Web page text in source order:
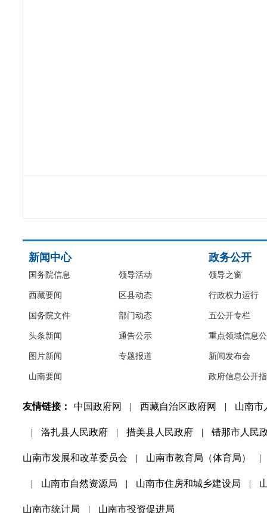
新闻中心
国务院信息
西藏要闻
国务院文件
头条新闻
图片新闻
山南要闻
领导活动
区县动态
部门动态
通告公示
专题报道
政务公开
领导之窗
行政权力运行
五公开专栏
重点领域信息
新闻发布会
政府信息公开
友情链接： 中国政府网 | 西藏自治区政府网 | 山南市
| 洛扎县人民政府 | 措美县人民政府 | 错那市人民
山南市发展和改革委员会 | 山南市教育局（体育局） |
| 山南市自然资源局 | 山南市住房和城乡建设局 |
山南市统计局 | 山南市投资促进局